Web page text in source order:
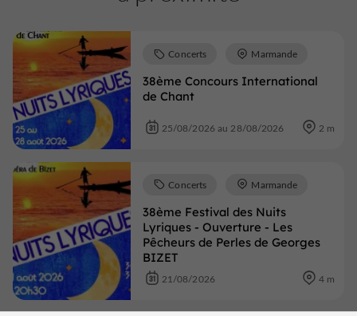
38ème Concours International
de Chant
Concerts Marmande
25/08/2026 au 28/08/2026 2 m
38ème Festival des Nuits
Lyriques - Ouverture - Les
Pêcheurs de Perles de Georges
BIZET
Concerts Marmande
21/08/2026 4 m